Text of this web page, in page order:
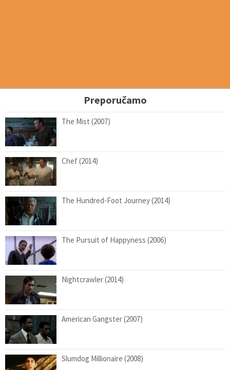
Preporučamo
The Mist (2007)
Chef (2014)
The Hundred-Foot Journey (2014)
The Pursuit of Happyness (2006)
Nightcrawler (2014)
American Gangster (2007)
Slumdog Millionaire (2008)